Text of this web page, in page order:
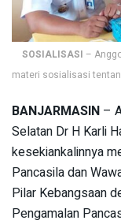
SOSIALISASI –
materi sosialisasi
BANJARMASIN –
Selatan Dr H Karli
kesekiankalinnya
Pancasila dan
Pilar Kebangsaan
Pengamalan